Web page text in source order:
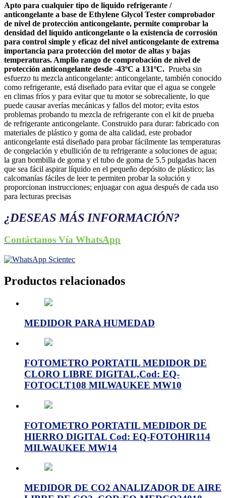
Apto para cualquier tipo de liquido refrigerante /
anticongelante a base de Ethylene Glycol Tester comprobador
de nivel de protección anticongelante, permite comprobar la
densidad del líquido anticongelante o la existencia de corrosión
para control simple y eficaz del nivel anticongelante de extrema
importancia para protección del motor de altas y bajas
temperaturas. Amplio rango de comprobación de nivel de
protección anticongelante desde -43ºC a 131ºC. Prueba sin
esfuerzo tu mezcla anticongelante: anticongelante, también conocido
como refrigerante, está diseñado para evitar que el agua se congele
en climas fríos y para evitar que tu motor se sobrecaliente, lo que
puede causar averías mecánicas y fallos del motor; evita estos
problemas probando tu mezcla de refrigerante con el kit de prueba
de refrigerante anticongelante. Construido para durar: fabricado con
materiales de plástico y goma de alta calidad, este probador
anticongelante está diseñado para probar fácilmente las temperaturas
de congelación y ebullición de tu refrigerante a soluciones de agua;
la gran bombilla de goma y el tubo de goma de 5.5 pulgadas hacen
que sea fácil aspirar líquido en el pequeño depósito de plástico; las
calcomanías fáciles de leer te permiten probar la solución y
proporcionan instrucciones; enjuagar con agua después de cada uso
para lecturas precisas
¿DESEAS MÁS INFORMACIÓN?
Contáctanos Vía WhatsApp
Productos relacionados
MEDIDOR PARA HUMEDAD
FOTOMETRO PORTATIL MEDIDOR DE
CLORO LIBRE DIGITAL,Cod: EQ-
FOTOCLT108 MILWAUKEE MW10
FOTOMETRO PORTATIL MEDIDOR DE
HIERRO DIGITAL Cod: EQ-FOTOHIR114
MILWAUKEE MW14
MEDIDOR DE CO2 ANALIZADOR DE AIRE